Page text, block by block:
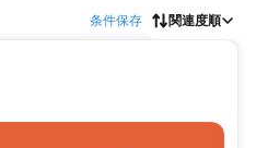
条件保存 関連度順